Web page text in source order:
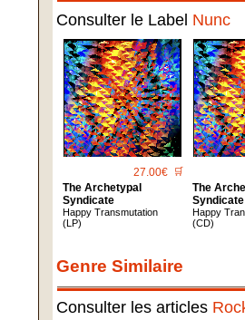
Consulter le Label Nunc
27.00€ 🛒
The Archetypal
Syndicate
Happy Transmutation
(LP)
The
Syndicate
Happy
(CD)
Genre Similaire
Consulter les articles